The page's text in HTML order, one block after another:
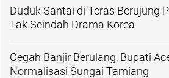
Duduk Santai di Teras Berujung
Tak Seindah Drama Korea
Cegah Banjir Berulang, Bupati
Normalisasi Sungai Tamiang